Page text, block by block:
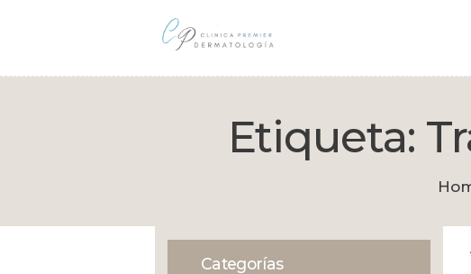
Etiqueta:
Categorías